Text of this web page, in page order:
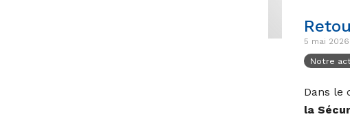
5 mai 2026
Notre
Dans le
la